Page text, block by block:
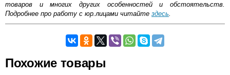
товаров и многих других особенностей и обстоятельств.
Подробнее про работу с юр.лицами читайте здесь.
Похожие товары